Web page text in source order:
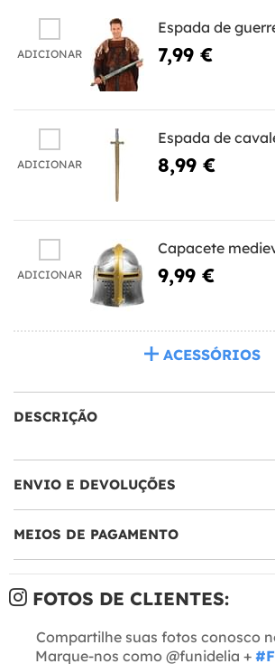
ADICIONAR
Espada de
7,99 €
ADICIONAR
Espada de
8,99 €
ADICIONAR
Capacete
9,99 €
ACESSÓRIOS
DESCRIÇÃO
ENVIO E DEVOLUÇÕES
MEIOS DE PAGAMENTO
FOTOS DE CLIENTES:
Compartilhe suas fotos conosco
Marque-nos como @funidelia +